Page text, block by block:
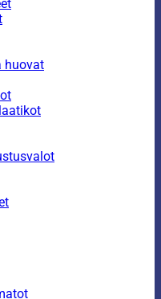
huovat